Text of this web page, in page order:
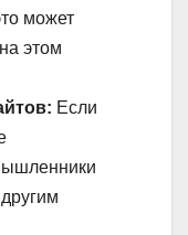
может
этом
Если